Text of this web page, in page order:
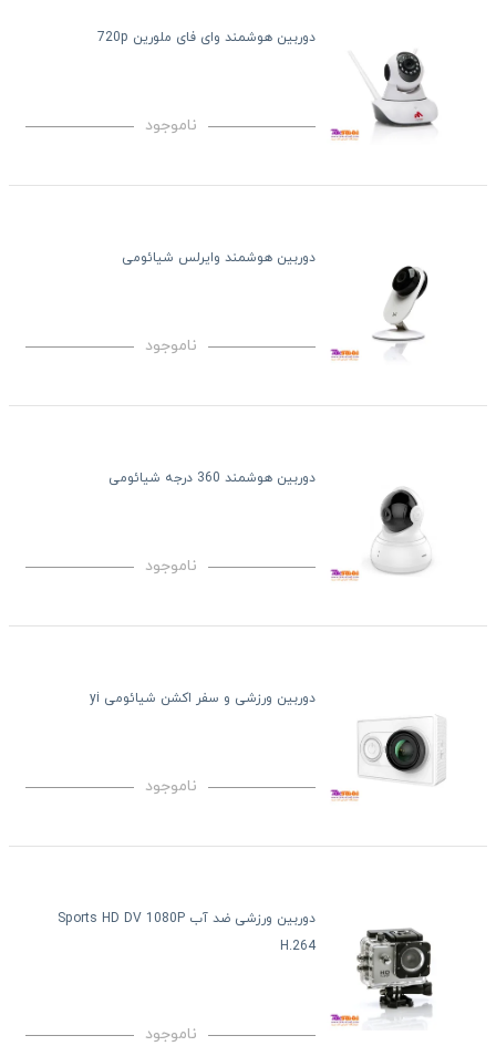
دوربین هوشمند وای فای ملورین 720p
ناموجود
دوربین هوشمند وایرلس شیائومی
ناموجود
دوربین هوشمند 360 درجه شیائومی
ناموجود
دوربین ورزشی و سفر اکشن شیائومی yi
ناموجود
دوربین ورزشی ضد آب Sports HD DV 1080P
H.264
ناموجود